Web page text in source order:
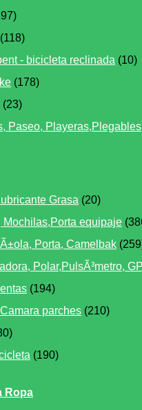
(118)
- bicicleta reclinada (10)
(178)
(23)
Paseo,
Grasa (20)
Mochilas,Porta equipaje
Porta, Camelbak
Polar,PulsÃ³metro,
(194)
Camara parches (210)
(190)
Ropa